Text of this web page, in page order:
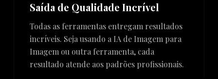
Saída de Qualidade Incrível
Todas as ferramentas entregam resultados
incríveis. Seja usando a IA de Imagem para
Imagem ou outra ferramenta, cada
resultado atende aos padrões profissionais.